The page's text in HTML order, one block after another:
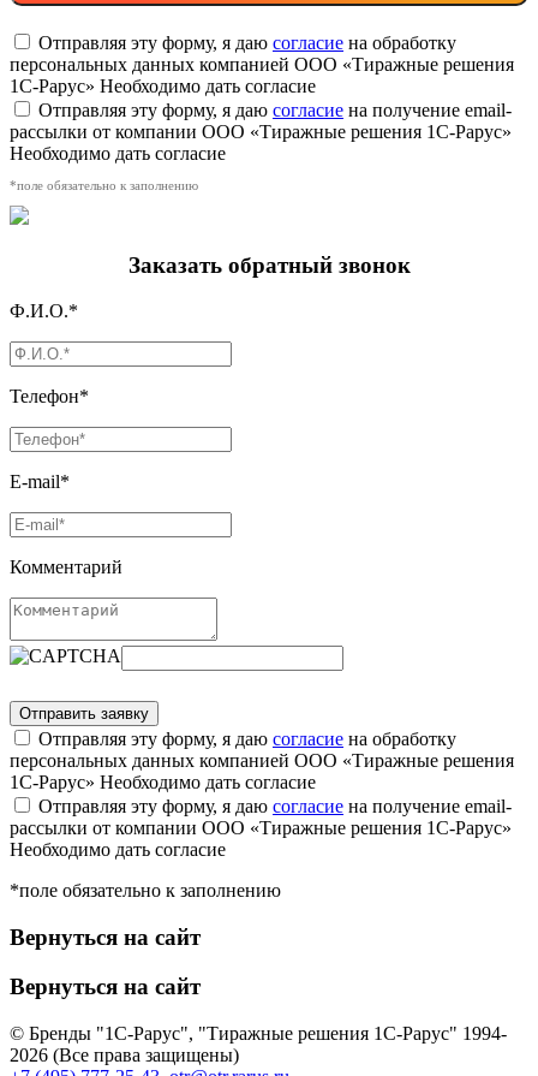
Отправляя эту форму, я даю согласие на обработку
персональных данных компанией ООО «Тиражные решения
1С-Рарус» Необходимо дать согласие
Отправляя эту форму, я даю согласие на получение email-
рассылки от компании ООО «Тиражные решения 1С-Рарус»
Необходимо дать согласие
*поле обязательно к заполнению
Заказать обратный звонок
Ф.И.О.*
Телефон*
E-mail*
Комментарий
Отправляя эту форму, я даю согласие на обработку
персональных данных компанией ООО «Тиражные решения
1С-Рарус» Необходимо дать согласие
Отправляя эту форму, я даю согласие на получение email-
рассылки от компании ООО «Тиражные решения 1С-Рарус»
Необходимо дать согласие
*поле обязательно к заполнению
Вернуться на сайт
Вернуться на сайт
© Бренды "1С-Рарус", "Тиражные решения 1С-Рарус" 1994-
2026 (Все права защищены)